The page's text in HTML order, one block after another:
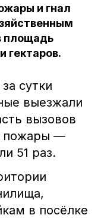
и гнал
площадь
гектаров.
сутки
выезжали
вызовов
пожары —
51 раз.
в посёлке